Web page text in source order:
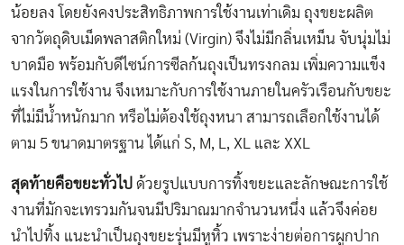
น้อยลง โดยยังคงประสิทธิภาพการใช้งานเท่าเดิม ถุงขยะผลิต
จากวัตถุดิบเม็ดพลาสติกใหม่ (Virgin) จึงไม่มีกลิ่นเหม็น จับนุ่มไม่
บาดมือ พร้อมกับดีไซน์การซีลก้นถุงเป็นทรงกลม เพิ่มความแข็ง
แรงในการใช้งาน จึงเหมาะกับการใช้งานภายในครัวเรือนกับขยะ
ที่ไม่มีน้ำหนักมาก หรือไม่ต้องใช้ถุงหนา สามารถเลือกใช้งานได้
ตาม 5 ขนาดมาตรฐาน ได้แก่ S, M, L, XL และ XXL
สุดท้ายคือขยะทั่วไป ด้วยรูปแบบการทิ้งขยะและลักษณะการใช้
งานที่มักจะเทรวมกันจนมีปริมาณมากจำนวนหนึ่ง แล้วจึงค่อย
นำไปทิ้ง แนะนำเป็นถุงขยะรุ่นมีหูหิ้ว เพราะง่ายต่อการผูกปาก